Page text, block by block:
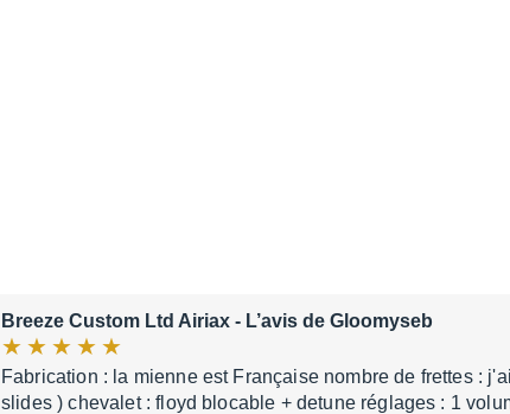
Breeze Custom Ltd Airiax - L’avis de Gloomyseb
Fabrication : la mienne est Française nombre de frettes :
slides ) chevalet : floyd blocable + detune réglages : 1